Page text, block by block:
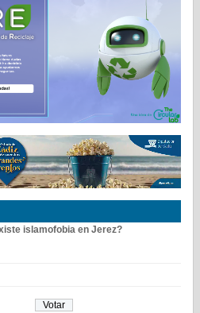
islamofobia en Jerez?